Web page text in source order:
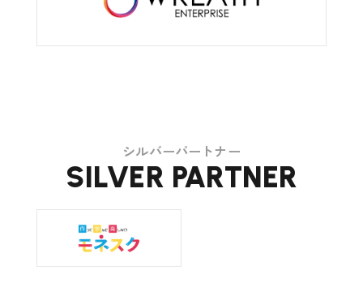
シルバーパートナー
SILVER PARTNER